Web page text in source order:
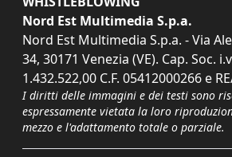
Nord Est Multimedia S.p.a.
Nord Est Multimedia S.p.a. - Via
34, 30171 Venezia (VE). Cap. Soc.
1.432.522,00 C.F. 05412000266 e
I diritti delle immagini e dei testi sono
espressamente vietata la loro
mezzo e l'adattamento totale o parziale.